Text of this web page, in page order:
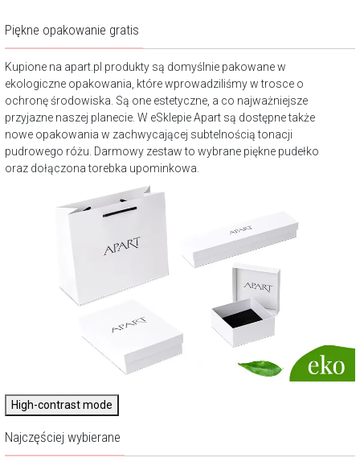
Piękne opakowanie gratis
Kupione na apart.pl produkty są domyślnie pakowane w
ekologiczne opakowania, które wprowadziliśmy w trosce o
ochronę środowiska. Są one estetyczne, a co najważniejsze
przyjazne naszej planecie. W eSklepie Apart są dostępne także
nowe opakowania w zachwycającej subtelnością tonacji
pudrowego różu. Darmowy zestaw to wybrane piękne pudełko
oraz dołączona torebka upominkowa.
High-contrast mode
Najczęściej wybierane